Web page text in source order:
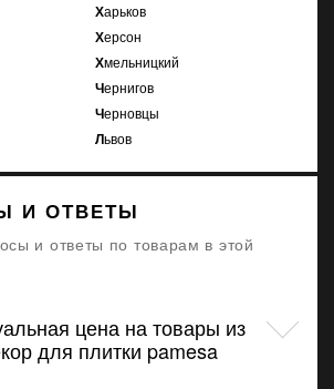
Харьков
Херсон
Хмельницкий
Чернигов
Черновцы
Львов
И ОТВЕТЫ
и ответы по товарам в этой
цена на товары из
для плитки pamesa